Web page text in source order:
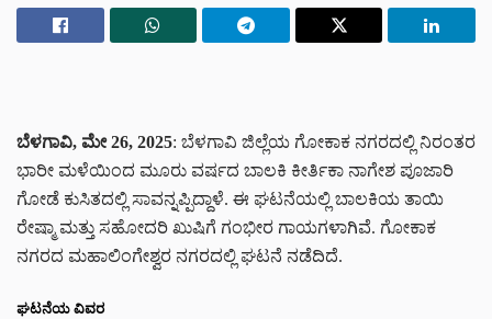
ಬೆಳಗಾವಿ, ಮೇ 26, 2025: ಬೆಳಗಾವಿ ಜಿಲ್ಲೆಯ ಗೋಕಾಕ ನಗರದಲ್ಲಿ ನಿರಂತರ
ಭಾರೀ ಮಳೆಯಿಂದ ಮೂರು ವರ್ಷದ ಬಾಲಕಿ ಕೀರ್ತಿಕಾ ನಾಗೇಶ ಪೂಜಾರಿ
ಗೋಡೆ ಕುಸಿತದಲ್ಲಿ ಸಾವನ್ನಪ್ಪಿದ್ದಾಳೆ. ಈ ಘಟನೆಯಲ್ಲಿ ಬಾಲಕಿಯ ತಾಯಿ
ರೇಷ್ಮಾ ಮತ್ತು ಸಹೋದರಿ ಖುಷಿಗೆ ಗಂಭೀರ ಗಾಯಗಳಾಗಿವೆ. ಗೋಕಾಕ
ನಗರದ ಮಹಾಲಿಂಗೇಶ್ವರ ನಗರದಲ್ಲಿ ಘಟನೆ ನಡೆದಿದೆ.
ಘಟನೆಯ ವಿವರ